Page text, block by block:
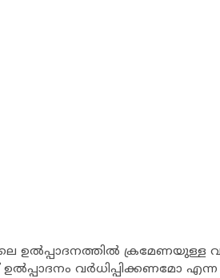
ഉല്‍പ്പാദനത്തില്‍ ക്രമേണയുള്ള
വര്‍ധിപ്പിക്കണമോ എന്ന